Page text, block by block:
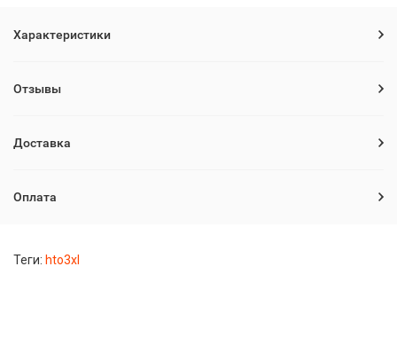
Характеристики
Отзывы
Доставка
Оплата
Теги: hto3xl